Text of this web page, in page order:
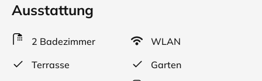
Unser Haus kann mit maximal vier Personen belegt
werden. - Hunde sind gern gesehene Gäste, auch am
Hundestrand in unmittelbarer Nähe.
Nebenkosten können nur als Heizstrom anfallen,
soweit dieser nicht durch die PV-Anlage gedeckt wird.
Ausstattung
2 Badezimmer
WLAN
Terrasse
Garten